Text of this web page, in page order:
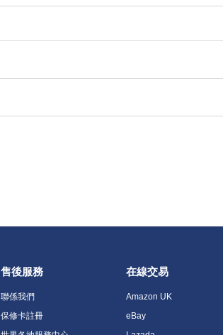
售後服務
聯係我們
保修卡註冊
在線交易
Amazon UK
eBay